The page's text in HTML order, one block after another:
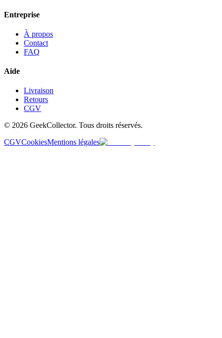
Entreprise
À propos
Contact
FAQ
Aide
Livraison
Retours
CGV
© 2026 GeekCollector. Tous droits réservés.
CGVCookiesMentions légales